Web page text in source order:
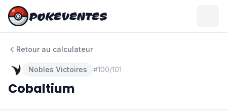
POKEVENTES
POKEVENTES
Retour au calculateur
Nobles Victoires #100/101
Cobaltium